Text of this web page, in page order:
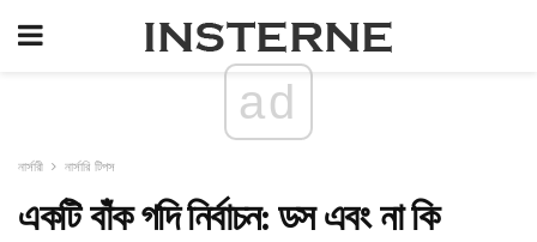
ad
নার্সারী নার্সারি টিপস
একটি বাঁক গদি নির্বাচন: ডস এবং না কি